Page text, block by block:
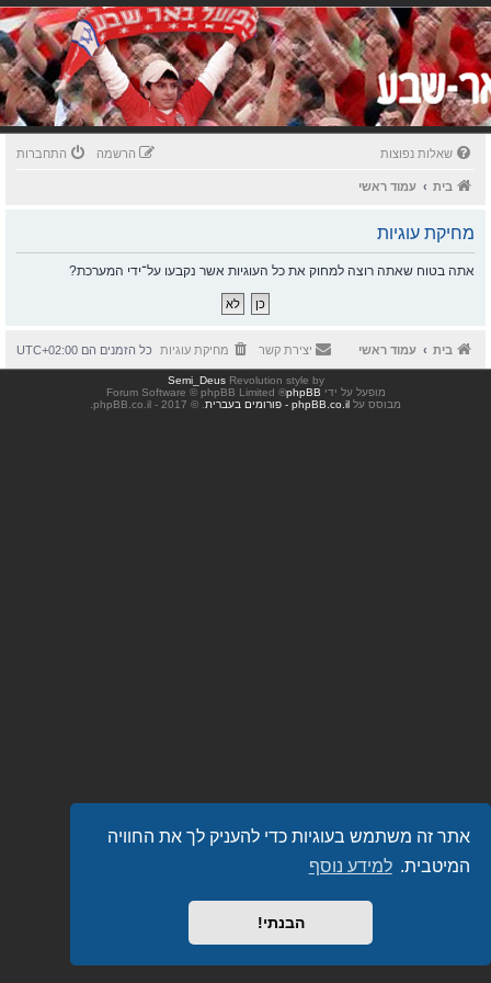
אתר זה משתמש בעוגיות כדי להעניק לך את החוויה
המיטבית. למידע נוסף
הבנתי!
שאלות נפוצות התחברות הרשמה
בית עמוד ראשי
מחיקת עוגיות
אתה בטוח שאתה רוצה למחוק את כל העוגיות אשר נקבעו על־ידי המערכת?
בית עמוד ראשי כל הזמנים הם UTC+02:00 מחיקת עוגיות יצירת קשר
Revolution style by
Semi_Deus
מופעל על ידי phpBB
® Forum Software © phpBB Limited
מבוסס על phpBB.co.il - פורומים בעברית . © 2017 - phpBB.co.il.